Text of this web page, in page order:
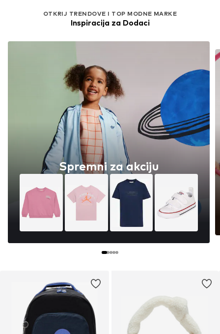
OTKRIJ TRENDOVE I TOP MODNE MARKE
Inspiracija za Dodaci
Spremni za akciju